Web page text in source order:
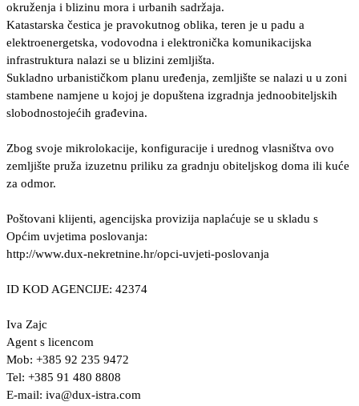
okruženja i blizinu mora i urbanih sadržaja.
Katastarska čestica je pravokutnog oblika, teren je u padu a
elektroenergetska, vodovodna i elektronička komunikacijska
infrastruktura nalazi se u blizini zemljišta.
Sukladno urbanističkom planu uređenja, zemljište se nalazi u u zoni
stambene namjene u kojoj je dopuštena izgradnja jednoobiteljskih
slobodnostojećih građevina.
Zbog svoje mikrolokacije, konfiguracije i urednog vlasništva ovo
zemljište pruža izuzetnu priliku za gradnju obiteljskog doma ili kuće
za odmor.
Poštovani klijenti, agencijska provizija naplaćuje se u skladu s
Općim uvjetima poslovanja:
http://www.dux-nekretnine.hr/opci-uvjeti-poslovanja
ID KOD AGENCIJE: 42374
Iva Zajc
Agent s licencom
Mob: +385 92 235 9472
Tel: +385 91 480 8808
E-mail: iva@dux-istra.com